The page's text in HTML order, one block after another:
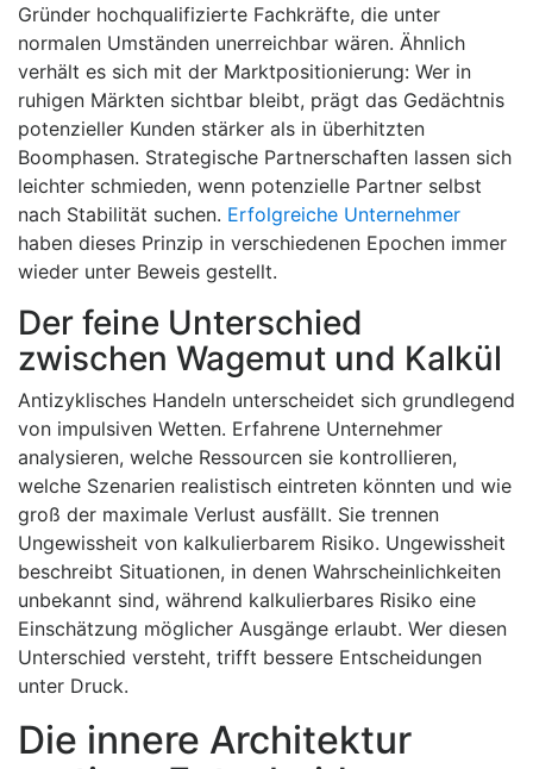
Gründer hochqualifizierte Fachkräfte, die unter
normalen Umständen unerreichbar wären. Ähnlich
verhält es sich mit der Marktpositionierung: Wer in
ruhigen Märkten sichtbar bleibt, prägt das Gedächtnis
potenzieller Kunden stärker als in überhitzten
Boomphasen. Strategische Partnerschaften lassen sich
leichter schmieden, wenn potenzielle Partner selbst
nach Stabilität suchen. Erfolgreiche Unternehmer
haben dieses Prinzip in verschiedenen Epochen immer
wieder unter Beweis gestellt.
Der feine Unterschied
zwischen Wagemut und Kalkül
Antizyklisches Handeln unterscheidet sich grundlegend
von impulsiven Wetten. Erfahrene Unternehmer
analysieren, welche Ressourcen sie kontrollieren,
welche Szenarien realistisch eintreten könnten und wie
groß der maximale Verlust ausfällt. Sie trennen
Ungewissheit von kalkulierbarem Risiko. Ungewissheit
beschreibt Situationen, in denen Wahrscheinlichkeiten
unbekannt sind, während kalkulierbares Risiko eine
Einschätzung möglicher Ausgänge erlaubt. Wer diesen
Unterschied versteht, trifft bessere Entscheidungen
unter Druck.
Die innere Architektur